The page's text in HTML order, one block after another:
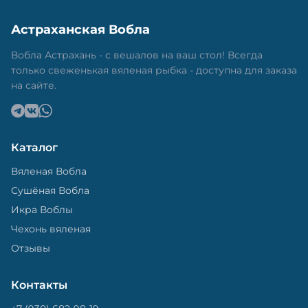
свежей и качественной. Потом рыбу упаковывают
в специальный пакет, чтобы она не портилась и не
теряла влагу. Вяленая вобла — это не просто
вкусная еда, но и пример того, как можно сочетать
старые рецепты и современные технологии. Её
можно есть с напитками, и это будет очень вкусно.
Астраханская Вобла
Вобла Астрахань - с вешалов на ваш стол! Всегда
только свеженькая вяленая рыбка - доступна для заказа
на сайте.
Каталог
Вяленая Вобла
Сушёная Вобла
Икра Воблы
Чехонь вяленая
Отзывы
Контакты